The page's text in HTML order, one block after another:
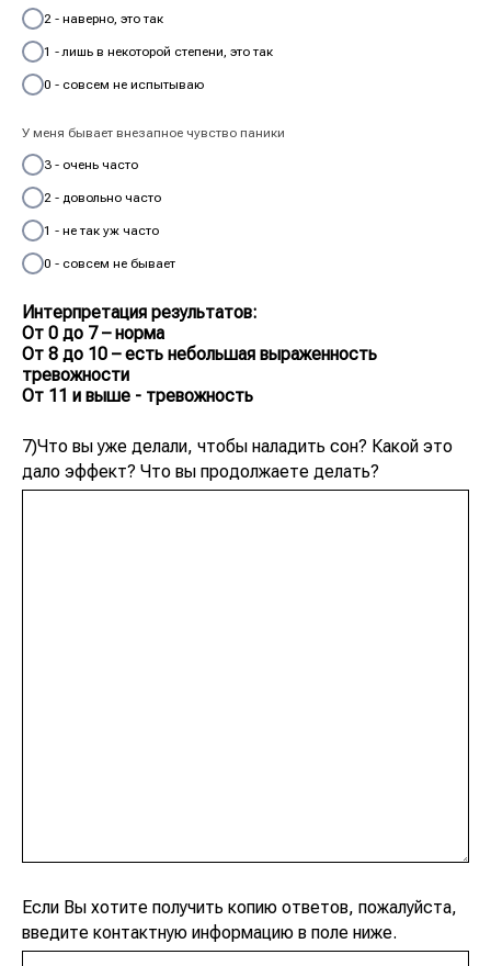
2 - наверно, это так
1 - лишь в некоторой степени, это так
0 - совсем не испытываю
У меня бывает внезапное чувство паники
3 - очень часто
2 - довольно часто
1 - не так уж часто
0 - совсем не бывает
Интерпретация результатов:
От 0 до 7 – норма
От 8 до 10 – есть небольшая выраженность
тревожности
От 11 и выше - тревожность
7)Что вы уже делали, чтобы наладить сон? Какой это
дало эффект? Что вы продолжаете делать?
Если Вы хотите получить копию ответов, пожалуйста,
введите контактную информацию в поле ниже.